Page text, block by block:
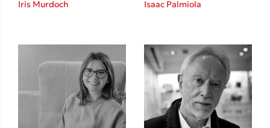
Sebastian Fitzek
Iris Murdoch Isaac Palmiola